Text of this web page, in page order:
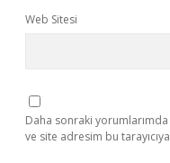
Web Sitesi
Daha sonraki
ve site adresim bu